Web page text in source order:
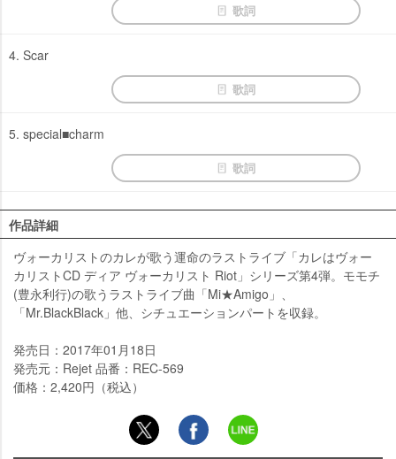
歌詞
4. Scar
歌詞
5. special■charm
歌詞
作品詳細
ヴォーカリストのカレが歌う運命のラストライブ「カレはヴォー
カリストCD ディア ヴォーカリスト Riot」シリーズ第4弾。モモチ
(豊永利行)の歌うラストライブ曲「Mi★Amigo」、
「Mr.BlackBlack」他、シチュエーションパートを収録。
発売日：2017年01月18日
発売元：Rejet 品番：REC-569
価格：2,420円（税込）